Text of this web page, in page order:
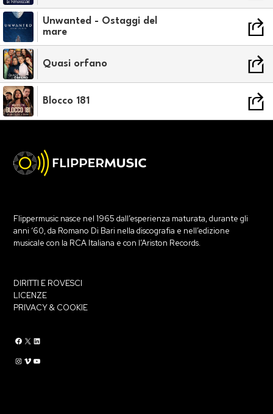
Unwanted - Ostaggi del
mare
Quasi orfano
Blocco 181
Flippermusic nasce nel 1965 dall’esperienza maturata, durante gli
anni ‘60, da Romano Di Bari nella discografia e nell’edizione
musicale con la RCA Italiana e con l’Ariston Records.
DIRITTI E ROVESCI
LICENZE
PRIVACY & COOKIE
Flippermusic Facebook Flippermusic Twitter
Flippermusic Linkedin
Flippermusic Instagram Flippermusic Vimeo flippermusic YouTube